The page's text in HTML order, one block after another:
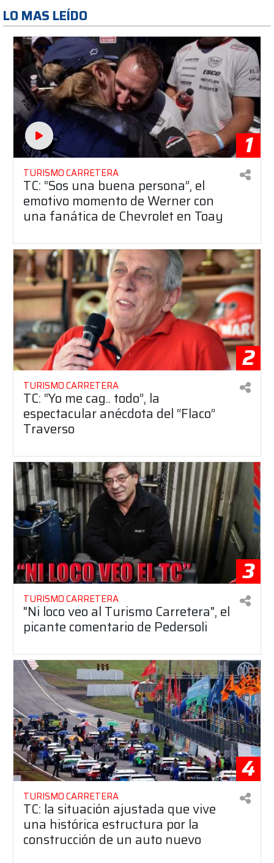
LO MAS LEÍDO
1
TURISMO CARRETERA
TC: “Sos una buena persona”, el
emotivo momento de Werner con
una fanática de Chevrolet en Toay
2
TURISMO CARRETERA
TC: “Yo me cag.. todo”, la
espectacular anécdota del “Flaco”
Traverso
3
TURISMO CARRETERA
"Ni loco veo al Turismo Carretera", el
picante comentario de Pedersoli
4
TURISMO CARRETERA
TC: la situación ajustada que vive
una histórica estructura por la
construcción de un auto nuevo